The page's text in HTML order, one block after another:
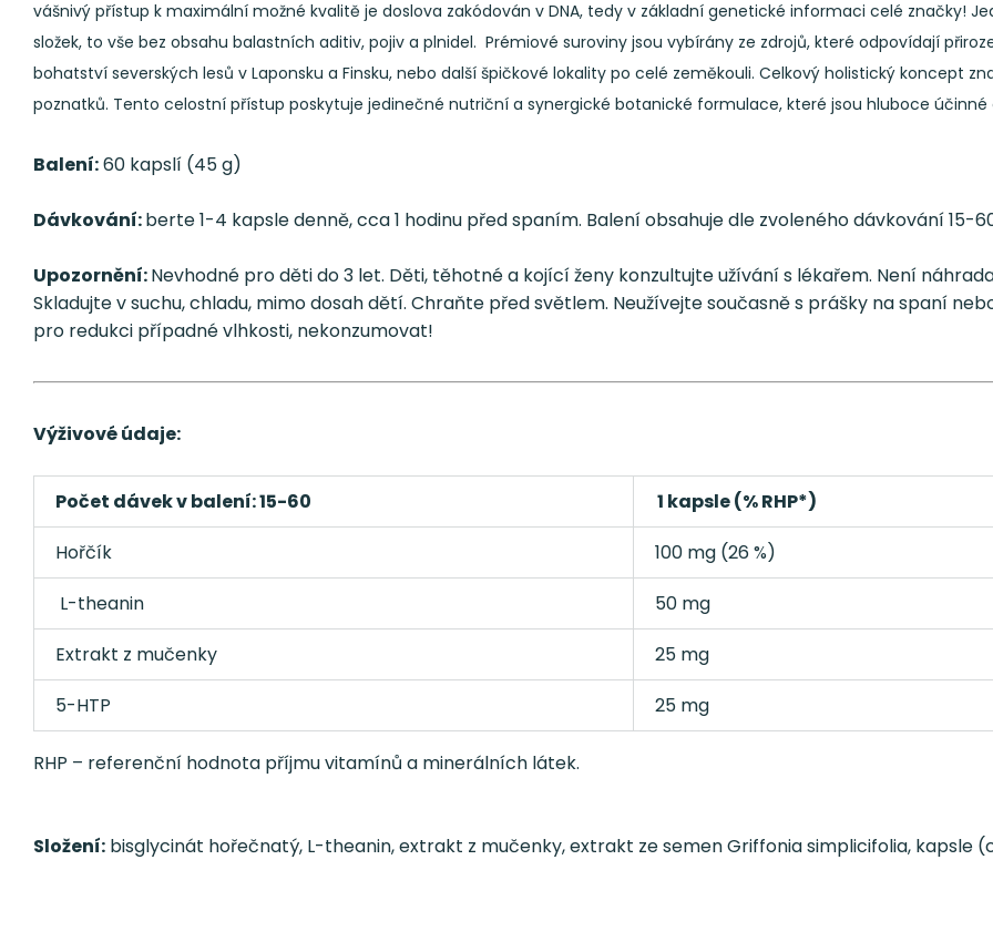
vášnivý přístup k maximální možné kvalitě je doslova zakódován v DNA, tedy v základní genetické informaci celé značky!
složek, to vše bez obsahu balastních aditiv, pojiv a plnidel. Prémiové suroviny jsou vybírány ze zdrojů, které odpovídají
bohatství severských lesů v Laponsku a Finsku, nebo další špičkové lokality po celé zeměkouli. Celkový holistický koncept
poznatků. Tento celostní přístup poskytuje jedinečné nutriční a synergické botanické formulace, které jsou hluboce účinné
Balení:60 kapslí (45 g)
Dávkování:berte 1-4 kapsle denně, cca 1 hodinu před spaním. Balení obsahuje dle zvoleného dávkování 15-
Upozornění:Nevhodné pro děti do 3 let. Děti, těhotné a kojící ženy konzultujte užívání s lékařem. Není
Skladujte v suchu, chladu, mimo dosah dětí. Chraňte před světlem. Neužívejte současně s prášky na spaní
pro redukci případné vlhkosti, nekonzumovat!
Výživové údaje:
Počet dávek v balení: 15-60
1 kapsle (% RHP*)
Hořčík
100 mg (26 %)
L-theanin
50 mg
Extrakt z mučenky
25 mg
5-HTP
25 mg
RHP – referenční hodnota příjmu vitamínů a minerálních látek.
Složení: bisglycinát hořečnatý, L-theanin, extrakt z mučenky, extrakt ze semen Griffonia simplicifolia, kapsle